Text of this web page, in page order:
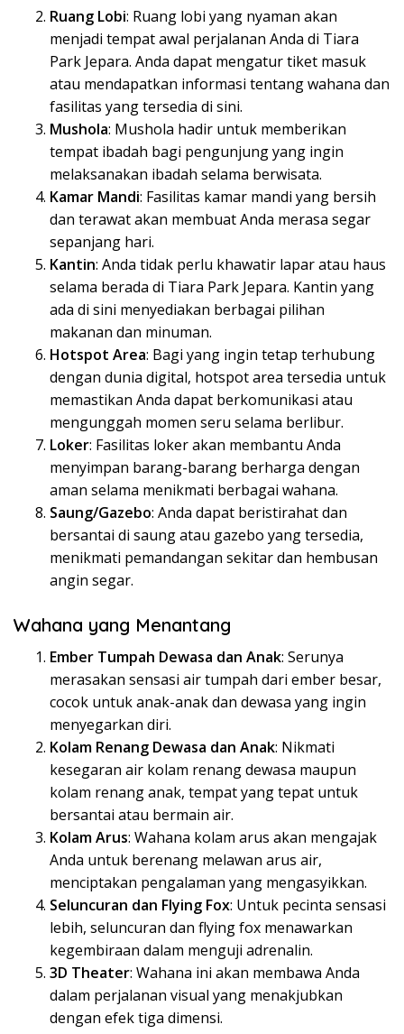
Ruang Lobi: Ruang lobi yang nyaman akan
menjadi tempat awal perjalanan Anda di Tiara
Park Jepara. Anda dapat mengatur tiket masuk
atau mendapatkan informasi tentang wahana dan
fasilitas yang tersedia di sini.
Mushola: Mushola hadir untuk memberikan
tempat ibadah bagi pengunjung yang ingin
melaksanakan ibadah selama berwisata.
Kamar Mandi: Fasilitas kamar mandi yang bersih
dan terawat akan membuat Anda merasa segar
sepanjang hari.
Kantin: Anda tidak perlu khawatir lapar atau haus
selama berada di Tiara Park Jepara. Kantin yang
ada di sini menyediakan berbagai pilihan
makanan dan minuman.
Hotspot Area: Bagi yang ingin tetap terhubung
dengan dunia digital, hotspot area tersedia untuk
memastikan Anda dapat berkomunikasi atau
mengunggah momen seru selama berlibur.
Loker: Fasilitas loker akan membantu Anda
menyimpan barang-barang berharga dengan
aman selama menikmati berbagai wahana.
Saung/Gazebo: Anda dapat beristirahat dan
bersantai di saung atau gazebo yang tersedia,
menikmati pemandangan sekitar dan hembusan
angin segar.
Wahana yang Menantang
Ember Tumpah Dewasa dan Anak: Serunya
merasakan sensasi air tumpah dari ember besar,
cocok untuk anak-anak dan dewasa yang ingin
menyegarkan diri.
Kolam Renang Dewasa dan Anak: Nikmati
kesegaran air kolam renang dewasa maupun
kolam renang anak, tempat yang tepat untuk
bersantai atau bermain air.
Kolam Arus: Wahana kolam arus akan mengajak
Anda untuk berenang melawan arus air,
menciptakan pengalaman yang mengasyikkan.
Seluncuran dan Flying Fox: Untuk pecinta sensasi
lebih, seluncuran dan flying fox menawarkan
kegembiraan dalam menguji adrenalin.
3D Theater: Wahana ini akan membawa Anda
dalam perjalanan visual yang menakjubkan
dengan efek tiga dimensi.